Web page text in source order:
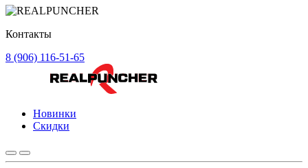
Контакты
8 (906) 116-51-65
Новинки
Скидки